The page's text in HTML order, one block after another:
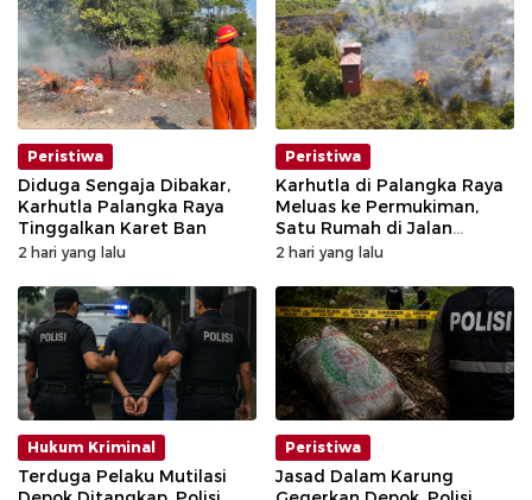
Peristiwa
Diduga Sengaja Dibakar,
Karhutla Palangka Raya
Tinggalkan Karet Ban
2 hari yang lalu
Peristiwa
Karhutla di Palangka Raya
Meluas ke Permukiman,
Satu Rumah di Jalan
Kalibata Hangus Terbakar
2 hari yang lalu
Hukum Kriminal
Terduga Pelaku Mutilasi
Peristiwa
Jasad Dalam Karung